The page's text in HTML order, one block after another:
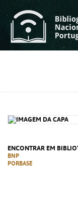
ENCONTRAR EM
BNP
PORBASE